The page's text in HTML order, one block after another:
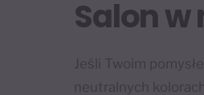
Salon
Jeśli Twoim
neutralnych